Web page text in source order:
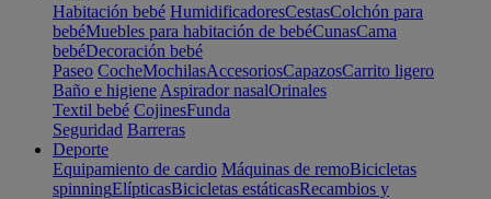
Habitación bebé HumidificadoresCestasColchón para
bebéMuebles para habitación de bebéCunasCama
bebéDecoración bebé
Paseo CocheMochilasAccesoriosCapazosCarrito ligero
Baño e higiene Aspirador nasalOrinales
Textil bebé CojinesFunda
Seguridad Barreras
Deporte
Equipamiento de cardio Máquinas de remoBicicletas
spinningElípticasBicicletas estáticasRecambios y